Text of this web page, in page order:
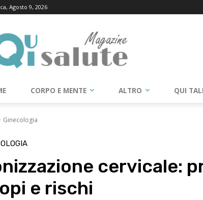
Agosto 9, 2026
CORPO E MENTE ALTRO QUI
Ginecologia
cervicale:
e rischi